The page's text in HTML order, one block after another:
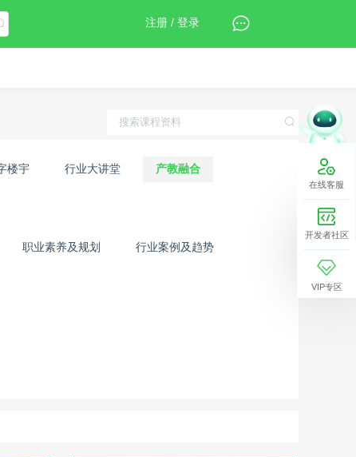
注册 / 登录
楼宇 行业大讲堂 产教融合
职业素养及规划 行业案例及趋势
在线客服
开发者社区
VIP专区